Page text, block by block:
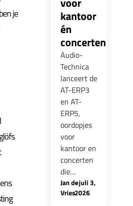
je
kantoor
én
concerten
Audio-
Technica
lanceert de
AT-ERP3
en AT-
ERP5,
oordopjes
voor
kantoor en
concerten
die…
Jan de
Vries
-juli 3,
2026